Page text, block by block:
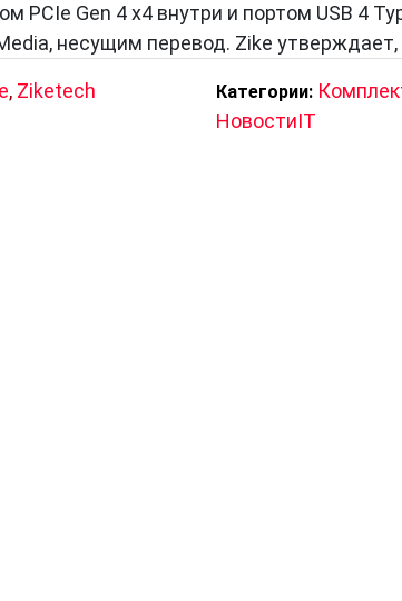
PCIe Gen 4 x4 внутри и портом USB 4
несущим перевод. Zike утверждает,
, Ziketech Категории:
НовостиIT